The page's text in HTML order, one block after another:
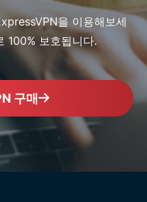
을 이용해보세
100% 보호됩니다.
구매